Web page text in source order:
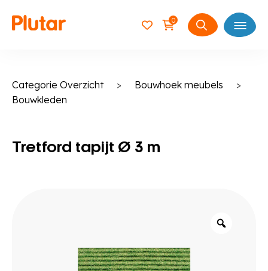
0
Zoeken
Open
Categorie Overzicht > Bouwhoek meubels
>
Bouwkleden
Tretford tapijt Ø 3 m